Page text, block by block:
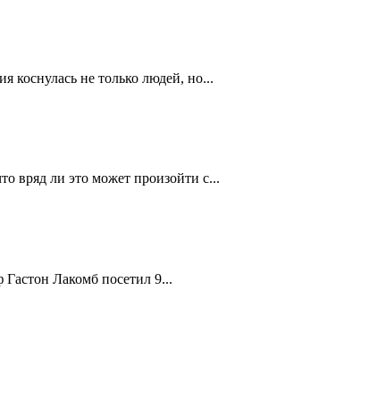
коснулась не только людей, но...
вряд ли это может произойти с...
Лакомб посетил 9...